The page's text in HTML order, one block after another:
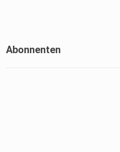
Abonnenten